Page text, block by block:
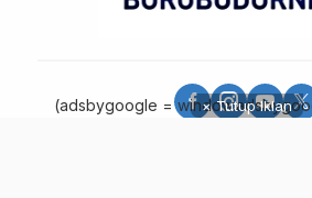
(adsbygoogle = × Tutup Iklan